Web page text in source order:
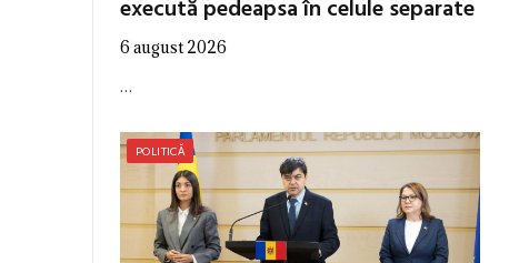
execută pedeapsa în celule separate
6 august 2026
…
POLITICĂ